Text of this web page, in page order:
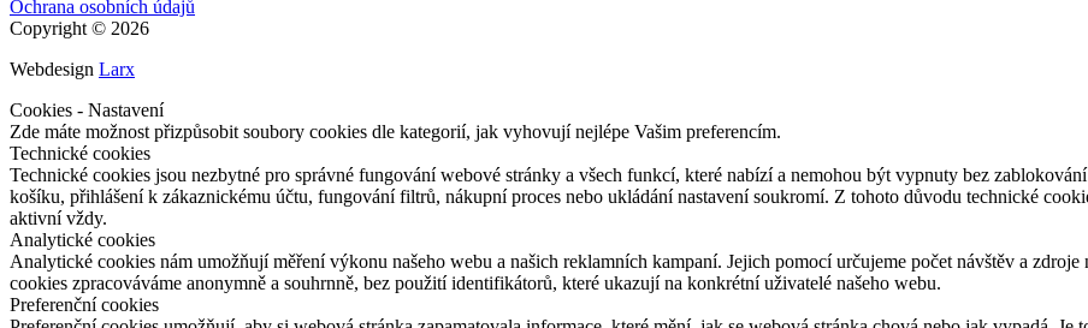
Ochrana osobních údajů
Copyright © 2026
Webdesign Larx
Cookies - Nastavení
Zde máte možnost přizpůsobit soubory cookies dle kategorií, jak vyhovují nejlépe Vašim preferencím.
Technické cookies
Technické cookies jsou nezbytné pro správné fungování webové stránky a všech funkcí, které nabízí a nemohou být vypnuty bez
košíku, přihlášení k zákaznickému účtu, fungování filtrů, nákupní proces nebo ukládání nastavení soukromí. Z tohoto důvodu technické
aktivní vždy.
Analytické cookies
Analytické cookies nám umožňují měření výkonu našeho webu a našich reklamních kampaní. Jejich pomocí určujeme počet návštěv a
cookies zpracováváme anonymně a souhrnně, bez použití identifikátorů, které ukazují na konkrétní uživatelé našeho webu.
Preferenční cookies